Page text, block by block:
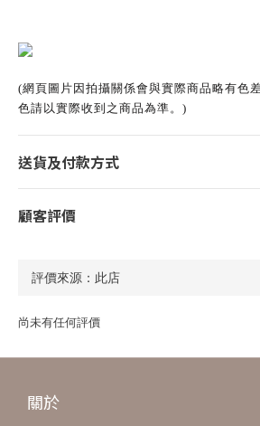
(網頁圖片因拍攝關係會與實際商品略有色
色請以實際收到之商品為準。)
送貨及付款方式
顧客評價
尚未有任何評價
關於